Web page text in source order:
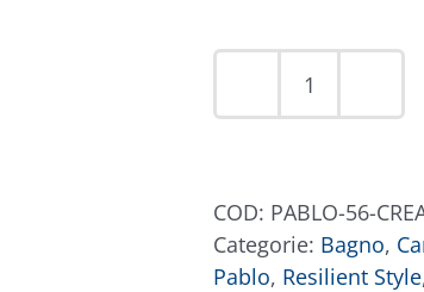
Tappeto
quantità
COD: PABLO-56-
Categorie: Bagno,
Pablo, Resilient Style